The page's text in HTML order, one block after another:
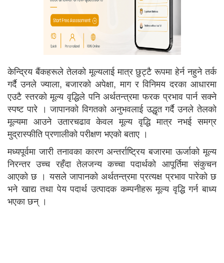
केन्द्रिय बैंकहरूले तेलको मूल्यलाई मात्र छुट्टै रूपमा हेर्न नहुने तर्क
गर्दै उनले ज्याला, बजारको अपेक्षा, माग र विनिमय दरका आधारमा
एउटै स्तरको मूल्य वृद्धिले पनि अर्थतन्त्रमा फरक प्रभाव पार्न सक्ने
स्पष्ट पारे । जापानको विगतको अनुभवलाई उद्धृत गर्दै उनले तेलको
मूल्यमा आउने उतारचढाव केवल मूल्य वृद्धि मात्र नभई समग्र
मुद्रास्फीति प्रणालीको परीक्षण भएको बताए ।
मध्यपूर्वमा जारी तनावका कारण अन्तर्राष्ट्रिय बजारमा ऊर्जाको मूल्य
निरन्तर उच्च रहँदा तेलजन्य कच्चा पदार्थको आपूर्तिमा संकुचन
आएको छ । यसले जापानको अर्थतन्त्रमा प्रत्यक्ष प्रभाव पारेको छ
भने खाद्य तथा पेय पदार्थ उत्पादक कम्पनीहरू मूल्य वृद्धि गर्न बाध्य
भएका छन् ।